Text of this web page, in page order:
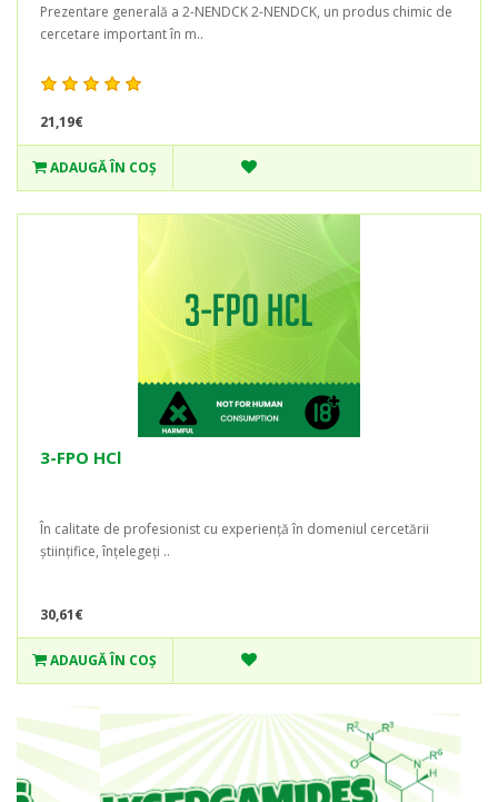
Prezentare generală a 2-NENDCK 2-NENDCK, un produs chimic de
cercetare important în m..
21,19€
ADAUGĂ ÎN COŞ
3-FPO HCl
În calitate de profesionist cu experiență în domeniul cercetării
științifice, înțelegeți ..
30,61€
ADAUGĂ ÎN COŞ